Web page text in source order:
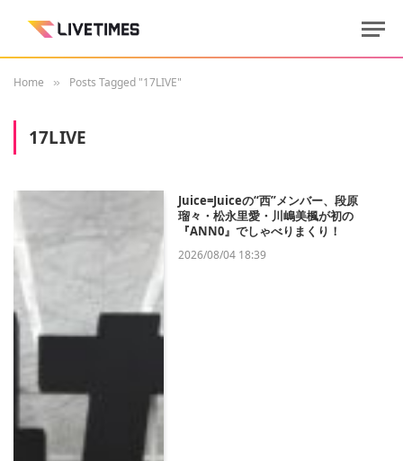
Home » Posts Tagged "17LIVE"
17LIVE
Juice=Juiceの“西”メンバー、段原
瑠々・松永里愛・川嶋美楓が初の
『ANN0』でしゃべりまくり！
2026/08/04 18:39